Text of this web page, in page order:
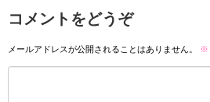
コメントをどうぞ
メールアドレスが公開されることはありません。 ※